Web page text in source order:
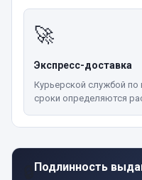
🚀
Экспресс-доставка
Курьерской службой
сроки определяются
Подлинность